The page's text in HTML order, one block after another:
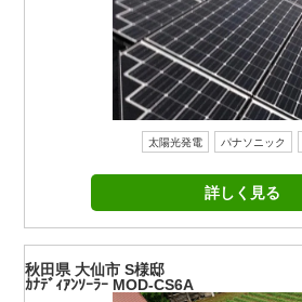
太陽光発電 パナソニック
詳しく見る
秋田県 大仙市 S様邸
ｶﾅﾃﾞｨｱﾝｿｰﾗｰ MOD-CS6A